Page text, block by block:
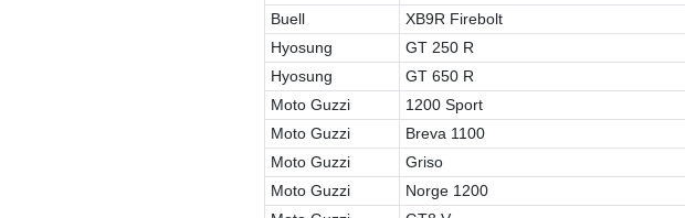
Buell
XB9R Firebolt
Hyosung
GT 250 R
Hyosung
GT 650 R
Moto Guzzi
1200 Sport
Moto Guzzi
Breva 1100
Moto Guzzi
Griso
Moto Guzzi
Norge 1200